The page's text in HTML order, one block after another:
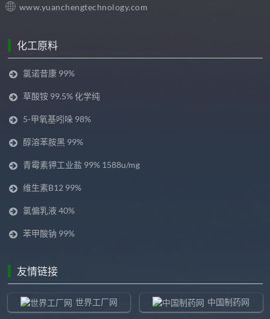
www.yuanchengtechnology.com
化工原料
氯诺昔康 99%
草酸铵 99.5% 化学纯
5-甲氧基吲哚 98%
醇溶苯胺黑 99%
青霉素钾工业盐 99% 1588u/mg
维生素B12 99%
氯偏乳液 40%
苯甲酸钠 99%
友情链接
世界工厂网 中国制药网